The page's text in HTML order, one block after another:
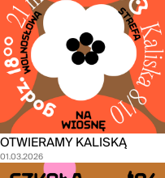
OTWIERAMY KALISKĄ
01.03.2026